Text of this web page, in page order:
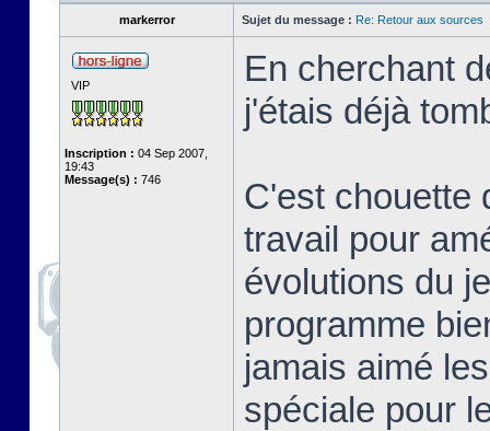
markerror Sujet du message : Re: Retour aux sources
VIP
Inscription : 04 Sep 2007,
19:43
Message(s) : 746
En cherchant
j'étais déjà
C'est chouette
travail pour
évolutions du
programme
jamais aimé
spéciale pour